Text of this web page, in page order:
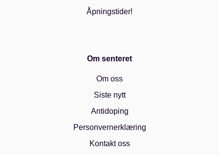
Åpningstider!
Om senteret
Om oss
Siste nytt
Antidoping
Personvernerklæring
Kontakt oss